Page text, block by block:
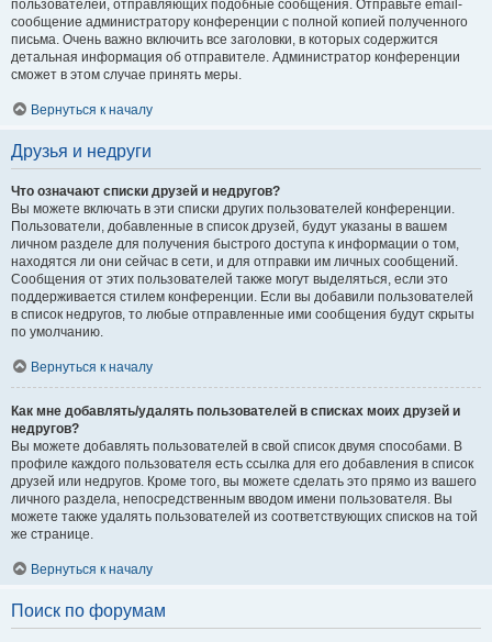
пользователей, отправляющих подобные сообщения. Отправьте email-
сообщение администратору конференции с полной копией полученного
письма. Очень важно включить все заголовки, в которых содержится
детальная информация об отправителе. Администратор конференции
сможет в этом случае принять меры.
Вернуться к началу
Друзья и недруги
Что означают списки друзей и недругов?
Вы можете включать в эти списки других пользователей конференции.
Пользователи, добавленные в список друзей, будут указаны в вашем
личном разделе для получения быстрого доступа к информации о том,
находятся ли они сейчас в сети, и для отправки им личных сообщений.
Сообщения от этих пользователей также могут выделяться, если это
поддерживается стилем конференции. Если вы добавили пользователей
в список недругов, то любые отправленные ими сообщения будут скрыты
по умолчанию.
Вернуться к началу
Как мне добавлять/удалять пользователей в списках моих друзей и
недругов?
Вы можете добавлять пользователей в свой список двумя способами. В
профиле каждого пользователя есть ссылка для его добавления в список
друзей или недругов. Кроме того, вы можете сделать это прямо из вашего
личного раздела, непосредственным вводом имени пользователя. Вы
можете также удалять пользователей из соответствующих списков на той
же странице.
Вернуться к началу
Поиск по форумам